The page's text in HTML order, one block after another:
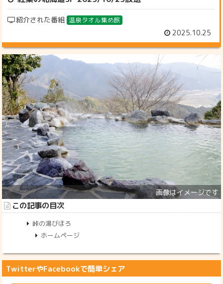
紹介された番組 温泉タオル集め旅
2025.10.25
この記事の目次
峠の湯びほろ
ホームページ
TwitterやFacebookで簡単シェア